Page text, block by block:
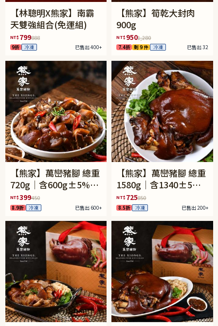
【林聰明X熊家】南霸
天雙強組合(免運組)
NT$ 799888
9折 冷凍 已售出 400+
【熊家】筍乾大封肉
900g
NT$ 9501,280
7.4折 剩 9 件 冷凍 已售出 32
【熊家】萬巒豬腳 總重
720g｜含600g±5%豬
腳含骨+120g醬包
NT$399450
8.9折 冷凍 已售出 600+
【熊家】萬巒豬腳 總重
1580g｜含1340±5%
豬腳含骨+240g醬包
NT$ 725850
8.5折 冷凍 已售出 200+